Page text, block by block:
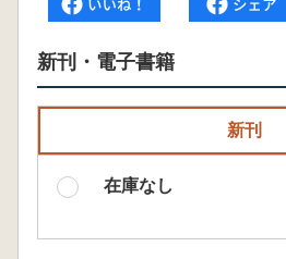
新刊・電子書籍
新刊
在庫なし